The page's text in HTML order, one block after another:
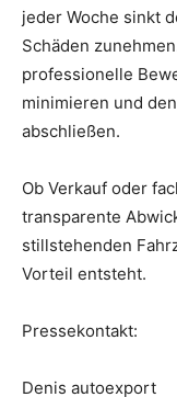
jeder Woche sinkt
Schäden
professionelle
minimieren und
abschließen.
Ob Verkauf oder
transparente
stillstehenden
Vorteil entsteht.
Pressekontakt:
Denis autoexport